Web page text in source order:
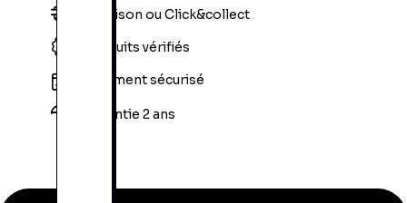
Livraison ou Click&collect
Produits vérifiés
Paiement sécurisé
Garantie 2 ans